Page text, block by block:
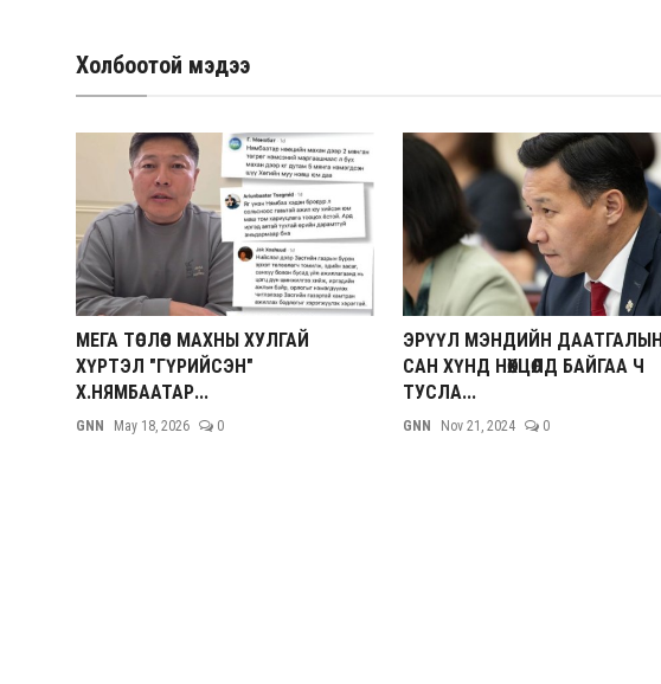
Холбоотой мэдээ
МЕГА ТӨСЛӨӨС МАХНЫ ХУЛГАЙ
ХҮРТЭЛ "ГҮРИЙСЭН"
Х.НЯМБААТАР...
GNN May 18, 2026 0
ЭРҮҮЛ МЭНДИЙН ДААТГАЛЫН
САН ХҮНД НӨХЦӨЛД БАЙГАА Ч
ТУСЛА...
GNN Nov 21, 2024 0